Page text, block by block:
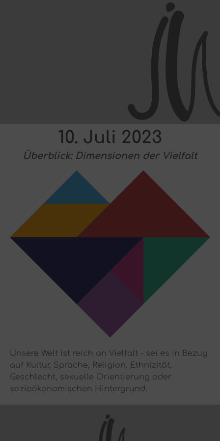
10. Juli 2023
Unsere Welt ist reich an Vielfalt - sei es in Bezug
auf Kultur, Sprache, Religion, Ethnizität,
Geschlecht, sexuelle Orientierung oder
sozioökonomischen Hintergrund.
Überblick: Dimensionen der Vielfalt